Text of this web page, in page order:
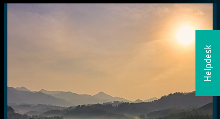
Helpdesk